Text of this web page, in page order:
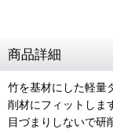
商品詳細
竹を基材にした軽量
削材にフィットしま
目づまりしないで研